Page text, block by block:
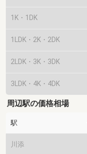
1K・1DK
1LDK・2K・2DK
2LDK・3K・3DK
3LDK・4K・4DK
周辺駅の価格相場
駅
川添